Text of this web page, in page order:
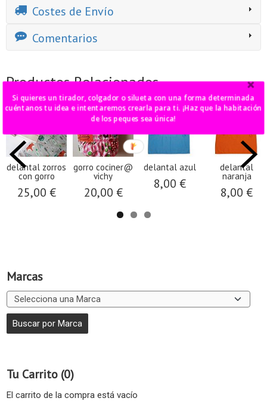
Marcas
Tu Carrito (0)
El carrito de la compra está vacío
Costes de Envío
Comentarios
Productos Relacionados
delantal zorros
con gorro
25,00 €
gorro cociner@
vichy
20,00 €
delantal azul
8,00 €
delantal
naranja
8,00 €
Si quieres un tirador, colgador o silueta con una forma determinada
cuéntanos tu idea e intentaremos crearla para ti. ¡Haz que la habitación
de los peques sea única!